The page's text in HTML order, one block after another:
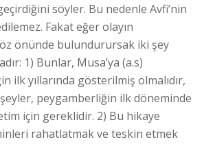
söyler. Bu nedenle Avfi’nin
Fakat eğer olayın
önünde bulundurursak iki şey
1) Bunlar, Musa’ya (a.s)
ilk yıllarında gösterilmiş olmalıdır,
peygamberliğin ilk döneminde
için gereklidir. 2) Bu hikaye
rahatlatmak ve teskin etmek